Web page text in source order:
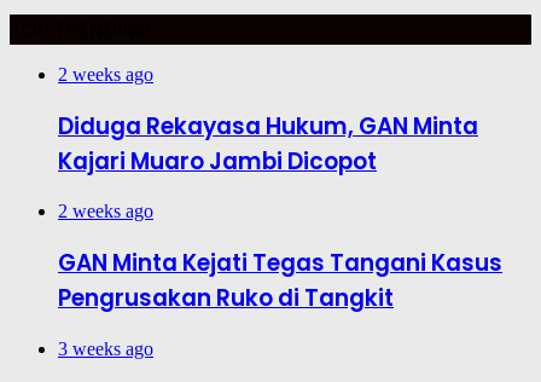
2 weeks ago
Diduga Rekayasa Hukum, GAN Minta
Kajari Muaro Jambi Dicopot
2 weeks ago
GAN Minta Kejati Tegas Tangani Kasus
Pengrusakan Ruko di Tangkit
3 weeks ago